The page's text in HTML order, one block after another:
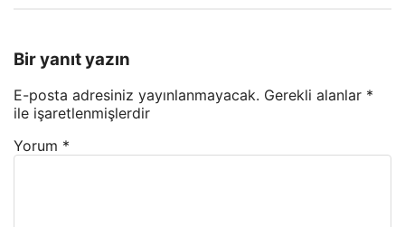
Bir yanıt yazın
E-posta adresiniz yayınlanmayacak. Gerekli alanlar *
ile işaretlenmişlerdir
Yorum *